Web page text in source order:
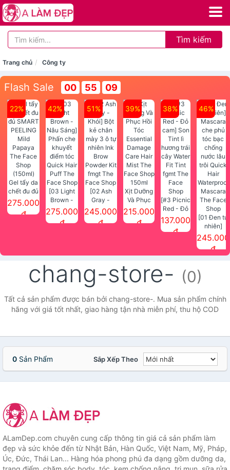
Tìm kiếm
Trang chủ Công ty
Flash Sale 00 55 09
22%
Gel tẩy da
chết đu đủ
SMART
PEELING
275.000
đ
42%
[03 Light
Brown -
Nâu Sáng]
Phấn che
275.000
đ
51%
[02 Ash
Gray -
Khói] Bột
kẻ chân
Face Shop
245.000
đ
39%
Xịt Dưỡng
Và Phục
Hồi Tóc
Essential
215.000
đ
38%
[#3 Picnic
Red - Đỏ
cam] Son
Shop
137.000
đ
46%
[01 Đen tự
nhiên]
Mascara
che phủ
trôi Quick
Waterproof
Mascara
The Face
245.000
đ
chang-store- (0)
Tất cả sản phẩm được bán bởi chang-store-. Mua sản phẩm chính
hãng với giá tốt nhất, giao hàng tận nhà miễn phí, thu hộ COD
0 Sản Phẩm Sắp Xếp Theo
ALamDep.com chuyên cung cấp thông tin giá cả sản phẩm làm
đẹp và sức khỏe đến từ Nhật Bản, Hàn Quốc, Việt Nam, Mỹ, Pháp,
Úc, Đức, Thái Lan... Hàng hóa phong phú đa dạng gồm dưỡng da,